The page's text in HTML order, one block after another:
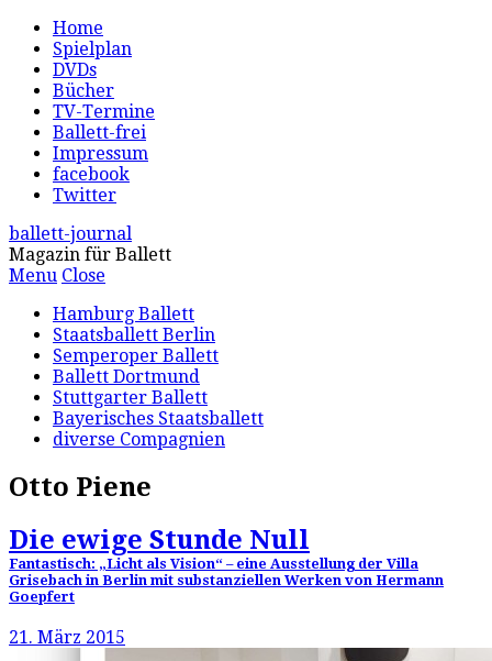
Home
Spielplan
DVDs
Bücher
TV-Termine
Ballett-frei
Impressum
facebook
Twitter
ballett-journal
Magazin für Ballett
Menu Close
Hamburg Ballett
Staatsballett Berlin
Semperoper Ballett
Ballett Dortmund
Stuttgarter Ballett
Bayerisches Staatsballett
diverse Compagnien
Otto Piene
Die ewige Stunde Null
Fantastisch: „Licht als Vision“ – eine Ausstellung der Villa
Grisebach in Berlin mit substanziellen Werken von Hermann
Goepfert
21. März 2015